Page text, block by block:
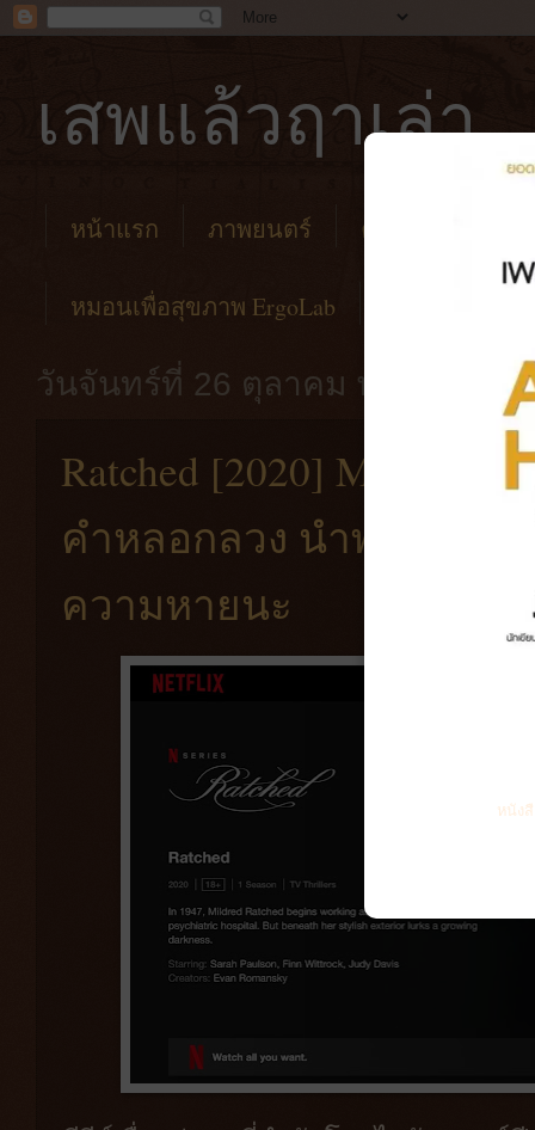
เสพแล้วฤาเล่า
หน้าแรก ภาพยนตร์ คาเฟ่
หมอนเพื่อสุขภาพ ErgoLab
วันจันทร์ที่ 26 ตุลาคม พ.ศ. 2563
Ratched [2020] Mildred
คำหลอกลวง นำพาทุกคน
ความหายนะ
หนัง